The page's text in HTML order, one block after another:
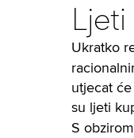
Ukratko
utjecat
su ljeti
S